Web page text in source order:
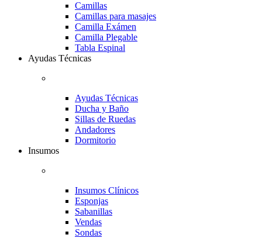
Camillas
Camillas para masajes
Camilla Exámen
Camilla Plegable
Tabla Espinal
Ayudas Técnicas
Ayudas Técnicas
Ducha y Baño
Sillas de Ruedas
Andadores
Dormitorio
Insumos
Insumos Clínicos
Esponjas
Sabanillas
Vendas
Sondas